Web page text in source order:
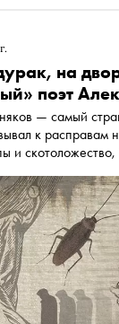
на
поэт
— самый
к расправам
и скотоложество,
— о том, как
из